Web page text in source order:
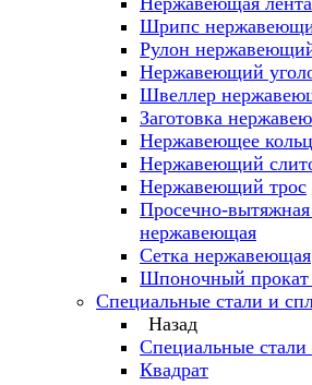
Шрипс
Рулон
Нержавеющий
Швеллер
Заготовка
Нержавеющее
Нержавеющий
Нержавеющий трос
Просечно-вытяжная
нержавеющая
Сетка нержавеющая
Шпоночный
Специальные стали и
Назад
Специальные
Квадрат